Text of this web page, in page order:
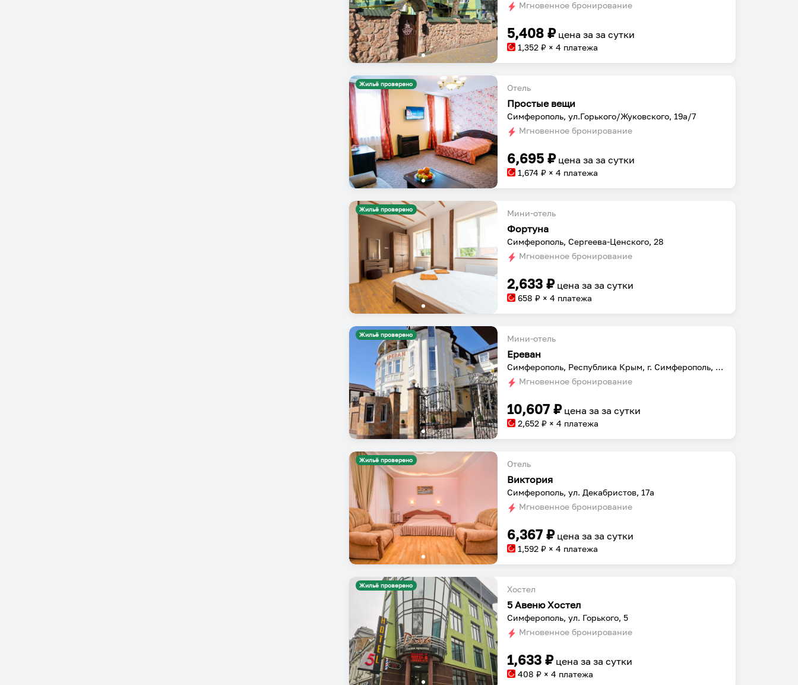
Мгновенное бронирование
5,408 ₽ цена заза сутки
1,352 ₽ × 4 платежа
Жильё проверено Отель
Простые вещи
Симферополь, ул.Горького/Жуковского, 19а/7
Мгновенное бронирование
6,695 ₽ цена заза сутки
1,674 ₽ × 4 платежа
Жильё проверено Мини-отель
Фортуна
Симферополь, Сергеева-Ценского, 28
Мгновенное бронирование
2,633 ₽ цена заза сутки
658 ₽ × 4 платежа
Жильё проверено Мини-отель
Ереван
Симферополь, Республика Крым, г. Симферополь, ул. Русская, 77
Мгновенное бронирование
10,607 ₽ цена заза сутки
2,652 ₽ × 4 платежа
Жильё проверено Отель
Виктория
Симферополь, ул. Декабристов, 17а
Мгновенное бронирование
6,367 ₽ цена заза сутки
1,592 ₽ × 4 платежа
Жильё проверено Хостел
5 Авеню Хостел
Симферополь, ул. Горького, 5
Мгновенное бронирование
1,633 ₽ цена заза сутки
408 ₽ × 4 платежа